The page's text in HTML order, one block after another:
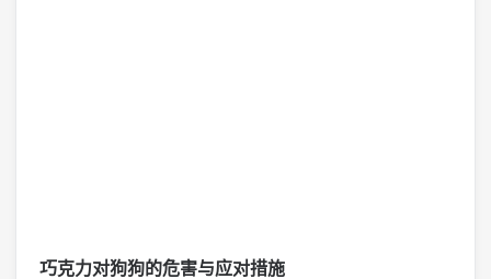
巧克力对狗狗的危害与应对措施